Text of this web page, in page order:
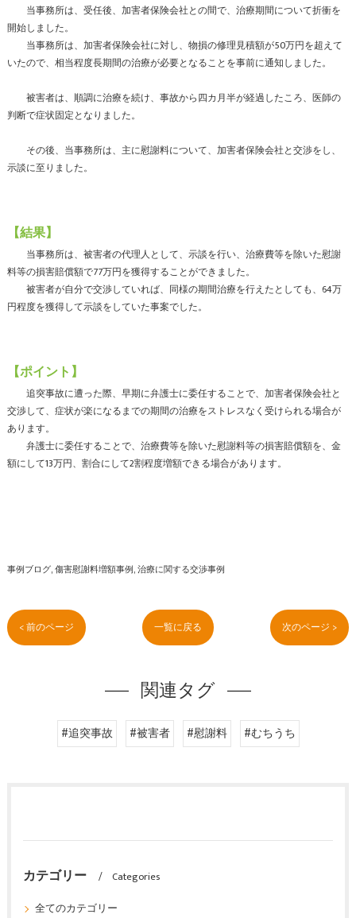
当事務所は、受任後、加害者保険会社との間で、治療期間について折衝を
開始しました。
当事務所は、加害者保険会社に対し、物損の修理見積額が50万円を超えて
いたので、相当程度長期間の治療が必要となることを事前に通知しました。
被害者は、順調に治療を続け、事故から四カ月半が経過したころ、医師の
判断で症状固定となりました。
その後、当事務所は、主に慰謝料について、加害者保険会社と交渉をし、
示談に至りました。
【結果】
当事務所は、被害者の代理人として、示談を行い、治療費等を除いた慰謝
料等の損害賠償額で77万円を獲得することができました。
被害者が自分で交渉していれば、同様の期間治療を行えたとしても、64万
円程度を獲得して示談をしていた事案でした。
【ポイント】
追突事故に遭った際、早期に弁護士に委任することで、加害者保険会社と
交渉して、症状が楽になるまでの期間の治療をストレスなく受けられる場合が
あります。
弁護士に委任することで、治療費等を除いた慰謝料等の損害賠償額を、金
額にして13万円、割合にして2割程度増額できる場合があります。
事例ブログ 傷害慰謝料増額事例 治療に関する交渉事例
< 前のページ 一覧に戻る 次のページ >
関連タグ
#追突事故 #被害者 #慰謝料 #むちうち
カテゴリー
Categories
全てのカテゴリー